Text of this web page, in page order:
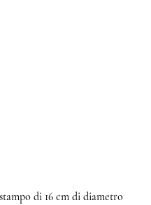
di 16 cm di diametro